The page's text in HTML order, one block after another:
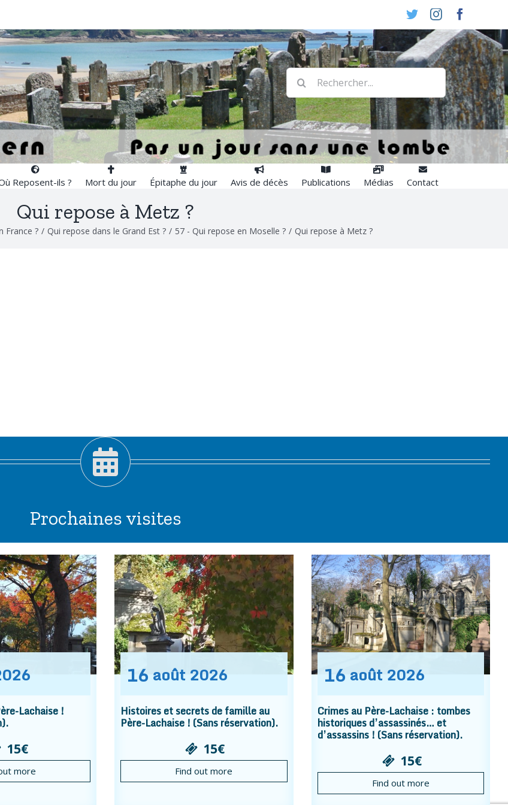
TwitterInstagram
Rechercher:
Reposent-ils ? Mort du jour Épitaphe du jour Avis de décès Publications Médias Contact
Qui repose à Metz ?
France ? / Qui repose dans le Grand Est ? / 57 - Qui repose en Moselle ? / Qui repose à Metz ?
Prochaines visites
Lachaise !
15€
more
16 août 2026
Histoires et secrets de famille au
Père-Lachaise ! (Sans réservation).
15€
Find out more
16 août 2026
Crimes au Père-Lachaise : tombes
historiques d’assassinés… et
d’assassins ! (Sans réservation).
15€
Find out more